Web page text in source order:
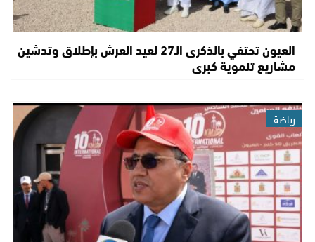
العيون تحتفي بالذكرى الـ27 لعيد العرش بإطلاق وتدشين
مشاريع تنموية كبرى
رياضة